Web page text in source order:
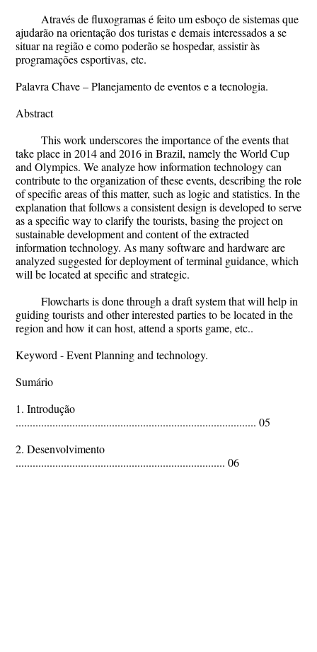
Através de fluxogramas é feito um esboço de sistemas que
ajudarão na orientação dos turistas e demais interessados a se
situar na região e como poderão se hospedar, assistir às
programações esportivas, etc.
Palavra Chave – Planejamento de eventos e a tecnologia.
Abstract
This work underscores the importance of the events that
take place in 2014 and 2016 in Brazil, namely the World Cup
and Olympics. We analyze how information technology can
contribute to the organization of these events, describing the role
of specific areas of this matter, such as logic and statistics. In the
explanation that follows a consistent design is developed to serve
as a specific way to clarify the tourists, basing the project on
sustainable development and content of the extracted
information technology. As many software and hardware are
analyzed suggested for deployment of terminal guidance, which
will be located at specific and strategic.
Flowcharts is done through a draft system that will help in
guiding tourists and other interested parties to be located in the
region and how it can host, attend a sports game, etc..
Keyword - Event Planning and technology.
Sumário
1. Introdução
..................................................................................... 05
2. Desenvolvimento
.......................................................................... 06